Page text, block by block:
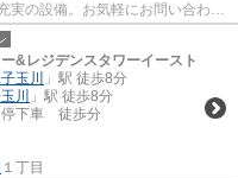
実の設備。お気軽にお問い合わせ
&レジデンスタワーイースト
玉川
」駅 徒歩8分
川
」駅 徒歩8分
停下車 徒歩分
１丁目